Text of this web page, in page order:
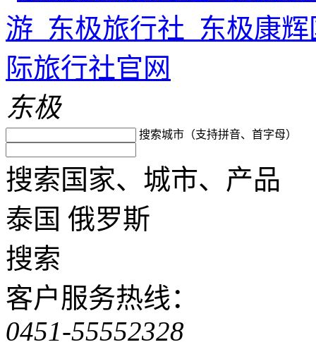
东极
搜索城市（支持拼音、首字母）
搜索国家、城市、产品
泰国 俄罗斯
搜索
客户服务热线：
0451-55552328